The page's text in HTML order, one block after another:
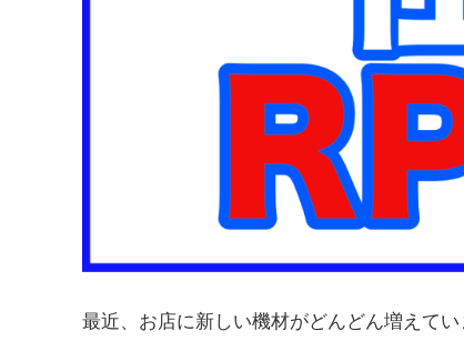
最近、お店に新しい機材がどんどん増えてい